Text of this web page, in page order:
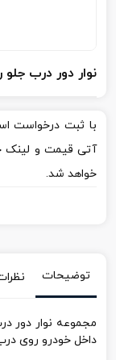
نوار دور درب جلو
با ثبت درخواست
آتی قیمت و لینک
خواهد شد.
توضیحات
مجموعه نوار دور
داخل خودرو روی